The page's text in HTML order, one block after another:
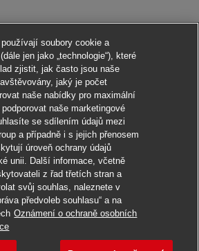
Ucházet se
soubory cookie a
jen jako „technologie“), které
zjistit, jak často jsou naše
jaký je počet
naše nabídky pro maximální
naše marketingové
se sdílením údajů mezi
a případně i s jejich přenosem
úroveň ochrany údajů
unii. Další informace, včetně
z řad třetích stran a
svůj souhlas, naleznete v
předvoleb souhlasu“ a na
Oznámení o ochraně osobních